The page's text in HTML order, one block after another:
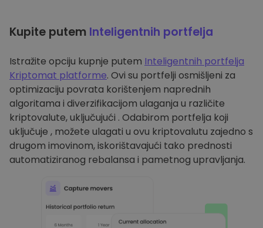
Kupite putem Inteligentnih portfelja
Istražite opciju kupnje putem Inteligentnih portfelja
Kriptomat platforme. Ovi su portfelji osmišljeni za
optimizaciju povrata korištenjem naprednih
algoritama i diverzifikacijom ulaganja u različite
kriptovalute, uključujući . Odabirom portfelja koji
uključuje , možete ulagati u ovu kriptovalutu zajedno s
drugom imovinom, iskorištavajući tako prednosti
automatiziranog rebalansa i pametnog upravljanja.